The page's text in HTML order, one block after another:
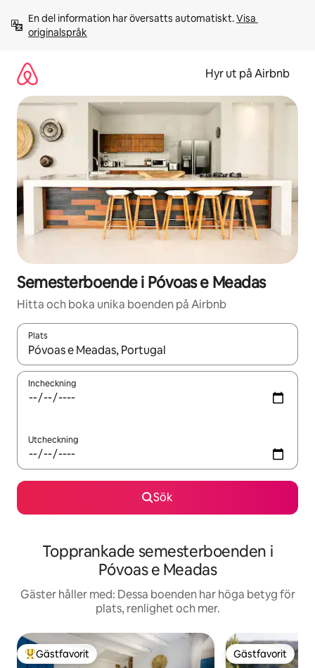
innehåll
En del information har översatts automatiskt. Visa
originalspråk
Hyr ut på Airbnb
Semesterboende i Póvoas e Meadas
Hitta och boka unika boenden på Airbnb
Plats
När resultaten är tillgängliga kan du navigera med upp- och
Incheckning
Utcheckning
Sök
Topprankade semesterboenden i
Póvoas e Meadas
Gäster håller med: Dessa boenden har höga betyg för
plats, renlighet och mer.
Populär gästfavorit
Gästfavorit Gästfavorit
Gästfavorit